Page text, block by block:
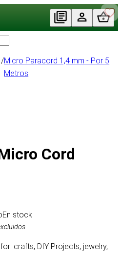
/Micro Paracord 1,4 mm - Por 5
Metros
Cord
En stock
crafts, DIY Projects, jewelry,